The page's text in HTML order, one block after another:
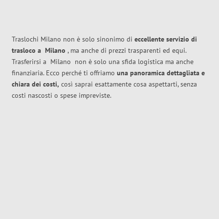
Traslochi Milano non è solo sinonimo di eccellente servizio di
trasloco a Milano , ma anche di prezzi trasparenti ed equi.
Trasferirsi a Milano non è solo una sfida logistica ma anche
finanziaria. Ecco perché ti offriamo una panoramica dettagliata e
chiara dei costi, così saprai esattamente cosa aspettarti, senza
costi nascosti o spese impreviste.